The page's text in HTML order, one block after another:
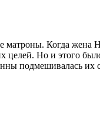
Когда жена
целей. Но и этого
их